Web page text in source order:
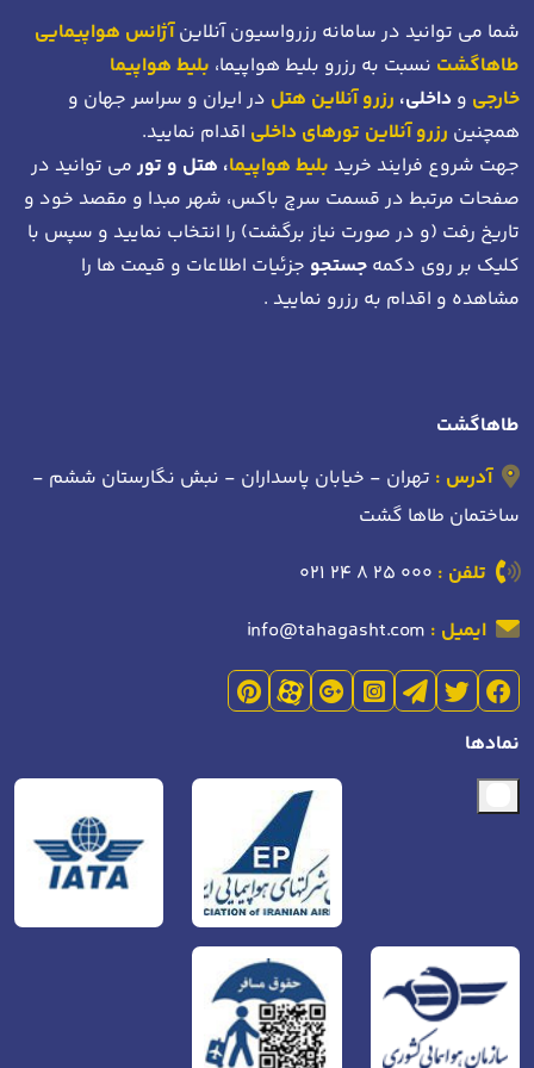
شما می توانید در سامانه رزرواسیون آنلاینآژانس هواپیمایی
طاهاگشت نسبت به رزرو بلیط هواپیما، بلیط هواپیما
خارجی و داخلی، رزرو آنلاین هتل در ایران و سراسر جهان و
همچنین رزرو آنلاین تورهای داخلی اقدام نمایید.
جهت شروع فرایند خرید بلیط هواپیما، هتل و تورمی توانید در
صفحات مرتبط در قسمت سرچ باکس، شهر مبدا و مقصد خود و
تاریخ رفت (و در صورت نیاز برگشت) را انتخاب نمایید و سپس با
کلیک بر روی دکمه جستجو جزئیات اطلاعات و قیمت ها را
مشاهده و اقدام به رزرو نمایید .
طاهاگشت
آدرس : تهران - خیابان پاسداران - نبش نگارستان ششم -
ساختمان طاها گشت
تلفن : 021 24 8 25 000
ایمیل : info@tahagasht.com
نمادها